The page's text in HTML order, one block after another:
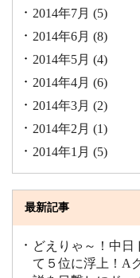
2014年7月 (5)
2014年6月 (8)
2014年5月 (4)
2014年4月 (6)
2014年3月 (2)
2014年2月 (1)
2014年1月 (5)
最新記事
どえりゃ～！中日
て５位に浮上！A